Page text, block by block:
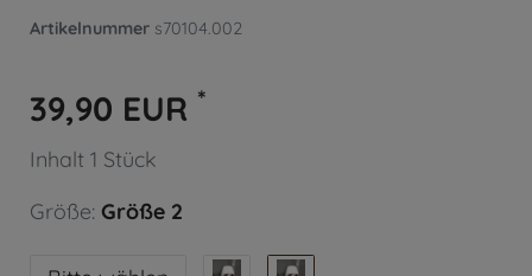
Artikelnummer s70104.002
39,90 EUR *
Inhalt 1 Stück
Größe: Größe 2